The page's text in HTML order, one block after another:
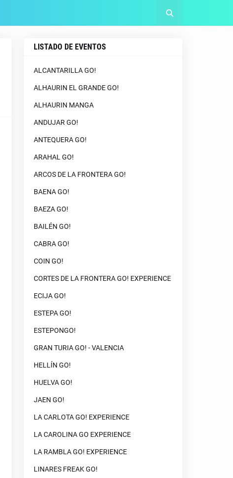
LISTADO DE EVENTOS
ALCANTARILLA GO!
ALHAURIN EL GRANDE GO!
ALHAURIN MANGA
ANDUJAR GO!
ANTEQUERA GO!
ARAHAL GO!
ARCOS DE LA FRONTERA GO!
BAENA GO!
BAEZA GO!
BAILÉN GO!
CABRA GO!
COIN GO!
CORTES DE LA FRONTERA GO! EXPERIENCE
ECIJA GO!
ESTEPA GO!
ESTEPONGO!
GRAN TURIA GO! - VALENCIA
HELLÍN GO!
HUELVA GO!
JAEN GO!
LA CARLOTA GO! EXPERIENCE
LA CAROLINA GO EXPERIENCE
LA RAMBLA GO! EXPERIENCE
LINARES FREAK GO!